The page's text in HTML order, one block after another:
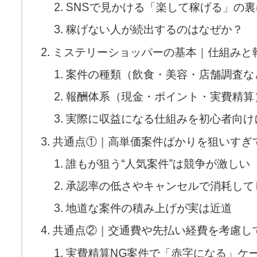
SNSで見かける「楽して稼げる」の
稼げない人が続出するのはなぜか？
ミステリーショッパーの基本｜仕組みと
案件の種類（飲食・美容・店舗調査な
報酬体系（現金・ポイント・実費精算
実際に収益になる仕組みを初心者向け
共通点①｜高単価案件ばかりを狙いすぎ
誰もが狙う“人気案件”は競争が激しい
承認率の低さやキャンセルで消耗して
地道な案件の積み上げが実は近道
共通点②｜交通費や先払い経費を考慮し
実費精算NG案件で「赤字になる」ケ